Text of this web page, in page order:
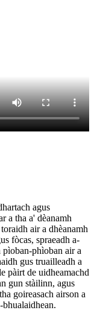
agus
a tha a' dèanamh
air a dhèanamh
fòcas, spraeadh a-
pìoban-phìoban air a
gus truailleadh a
pàirt de uidheamachd
gun stàilinn, agus
goireasach airson a